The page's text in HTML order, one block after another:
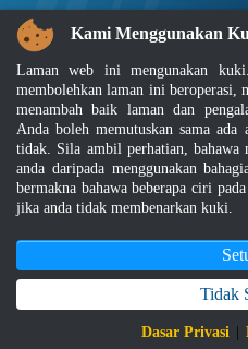
PAUTAN POPULAR
Elektroteknikal, ICT dan
Other Notification Search
Regular Notification Search
Notification Subscription
Pengurusan Perniagaan
Peta
Hakcipta 2022 @
Paparan terbaik menggunakan
dengan resolusi
Kami Menggunakan
Laman web ini mengunakan
membolehkan laman ini beroperasi,
menambah baik laman dan
Anda boleh memutuskan sama ada
tidak. Sila ambil perhatian, bahawa
anda daripada menggunakan
bermakna bahawa beberapa ciri
jika anda tidak membenarkan kuki.
Tidak
Dasar Privasi